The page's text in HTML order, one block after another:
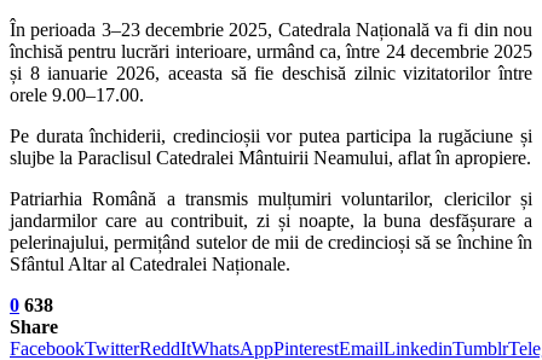
În perioada 3–23 decembrie 2025, Catedrala Națională va fi din nou
închisă pentru lucrări interioare, urmând ca, între 24 decembrie 2025
și 8 ianuarie 2026, aceasta să fie deschisă zilnic vizitatorilor între
orele 9.00–17.00.
Pe durata închiderii, credincioșii vor putea participa la rugăciune și
slujbe la Paraclisul Catedralei Mântuirii Neamului, aflat în apropiere.
Patriarhia Română a transmis mulțumiri voluntarilor, clericilor și
jandarmilor care au contribuit, zi și noapte, la buna desfășurare a
pelerinajului, permițând sutelor de mii de credincioși să se închine în
Sfântul Altar al Catedralei Naționale.
0 638
Share
FacebookTwitterReddItWhatsAppPinterestEmailLinkedinTumblr